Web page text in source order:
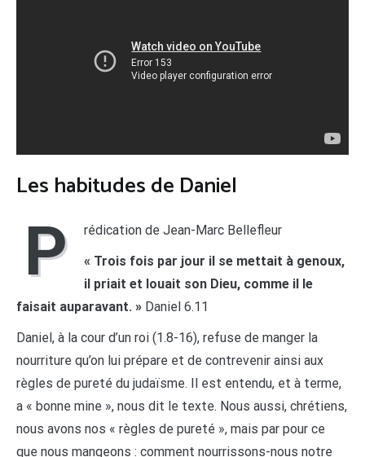
Les habitudes de Daniel
P
rédication de Jean-Marc Bellefleur
« Trois fois par jour il se mettait à genoux,
il priait et louait son Dieu, comme il le
faisait auparavant. » Daniel 6.11
Daniel, à la cour d’un roi (1.8-16), refuse de manger la
nourriture qu’on lui prépare et de contrevenir ainsi aux
règles de pureté du judaïsme. Il est entendu, et à terme,
a « bonne mine », nous dit le texte. Nous aussi, chrétiens,
nous avons nos « règles de pureté », mais par pour ce
que nous mangeons : comment nourrissons-nous notre